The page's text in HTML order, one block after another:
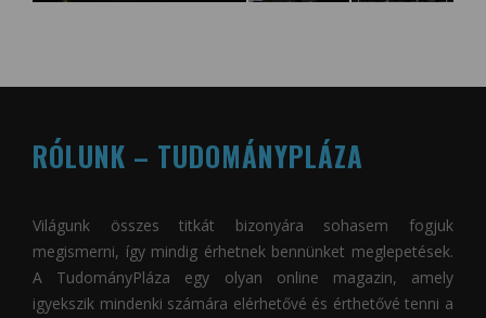
RÓLUNK – TUDOMÁNYPLÁZA
Világunk összes titkát bizonyára sohasem fogjuk
megismerni, így mindig érhetnek bennünket meglepetések.
A TudományPláza egy olyan online magazin, amely
igyekszik mindenki számára elérhetővé és érthetővé tenni a